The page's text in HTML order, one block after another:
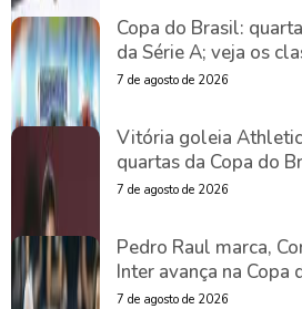
Copa do Brasil:
da Série A; veja os
7 de agosto de 2026
Vitória goleia
quartas da Copa do
7 de agosto de 2026
Pedro Raul marca,
Inter avança na Copa
7 de agosto de 2026